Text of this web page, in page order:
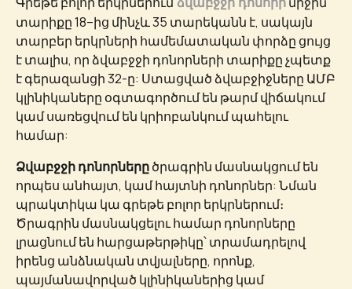
տարիքը 18–ից մինչև 35 տարեկանն է, սակայն
տարբեր երկրների համեմատական փորձը ցույց
է տալիս, որ ձվաբջջի դոնորների տարիքը չպետք
է գերազանցի 32-ը: Ստացված ձվաբջիջները ԱՄԲ
կլինիկաները օգտագործում են թարմ վիճակում
կամ սառեցվում են կրիոբանկում պահելու
համար:
Ձվաբջջի դոնորներըծրագրին մասնակցում են
որպես անհայտ, կամ հայտնի դոնորներ: Նման
պրակտիկա կա գրեթե բոլոր երկրներում։
Ծրագրին մասնակցելու համար դոնորները
լրացնում են հարցաթերթիկը՝ տրամադրելով
իրենց անձնական տվյալները, որոնք,
պայմանավորված կլինիկաներից կամ